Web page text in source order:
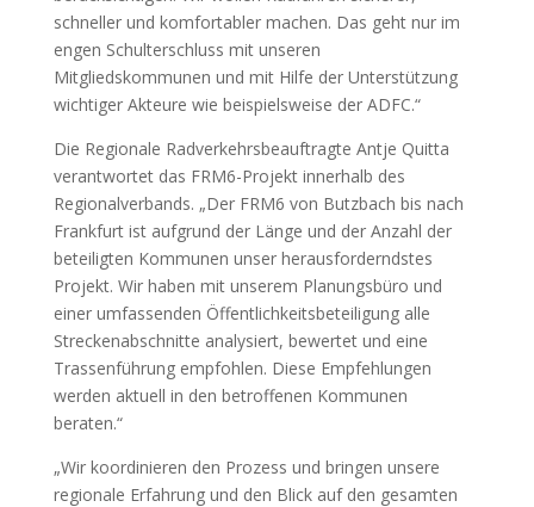
schneller und komfortabler machen. Das geht nur im
engen Schulterschluss mit unseren
Mitgliedskommunen und mit Hilfe der Unterstützung
wichtiger Akteure wie beispielsweise der ADFC.“
Die Regionale Radverkehrsbeauftragte Antje Quitta
verantwortet das FRM6-Projekt innerhalb des
Regionalverbands. „Der FRM6 von Butzbach bis nach
Frankfurt ist aufgrund der Länge und der Anzahl der
beteiligten Kommunen unser herausforderndstes
Projekt. Wir haben mit unserem Planungsbüro und
einer umfassenden Öffentlichkeitsbeteiligung alle
Streckenabschnitte analysiert, bewertet und eine
Trassenführung empfohlen. Diese Empfehlungen
werden aktuell in den betroffenen Kommunen
beraten.“
„Wir koordinieren den Prozess und bringen unsere
regionale Erfahrung und den Blick auf den gesamten